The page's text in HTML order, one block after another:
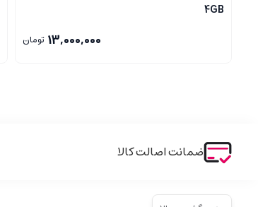
4GB
13,000,000 تومان
ضمانت اصالت کالا